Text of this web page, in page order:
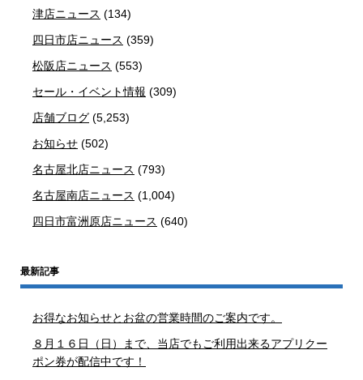
津店ニュース (134)
四日市店ニュース (359)
松阪店ニュース (553)
セール・イベント情報 (309)
店舗ブログ (5,253)
お知らせ (502)
名古屋北店ニュース (793)
名古屋南店ニュース (1,004)
四日市富洲原店ニュース (640)
最新記事
お得なお知らせとお盆の営業時間のご案内です。
８月１６日（日）まで、当店でもご利用出来るアプリクー
ポン券が配信中です！